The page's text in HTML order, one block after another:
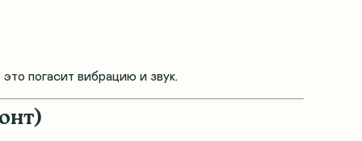
погасит вибрацию и звук.